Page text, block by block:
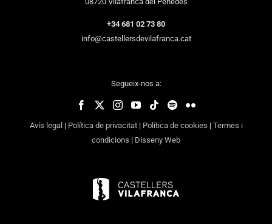
+34 681 02 73 80
info@castellersdevilafranca.cat
Segueix-nos a:
Avís legal| Política de privacitat| Política de cookies | Termes i
condicions | Disseny Web